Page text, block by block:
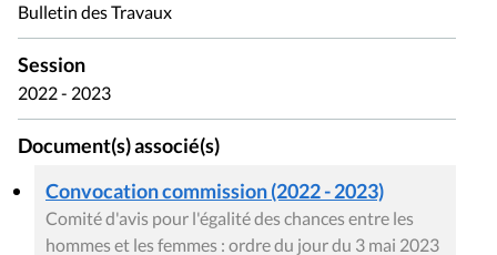
Bulletin des Travaux
Session
2022 - 2023
Document(s) associé(s)
Convocation commission (2022 - 2023)
Comité d'avis pour l'égalité des chances entre les
hommes et les femmes : ordre du jour du 3 mai 2023